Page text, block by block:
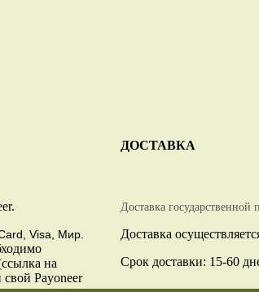
Visa, Мир.
на
свой Payoneer
ДОСТАВКА
Доставка государственной
Доставка
Срок доставки: 15-60